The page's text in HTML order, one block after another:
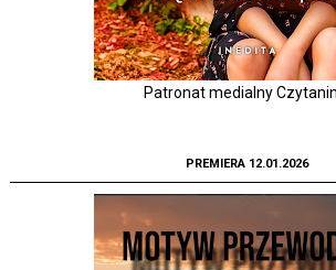
Patronat medialny
PREMIERA 12.01.2026